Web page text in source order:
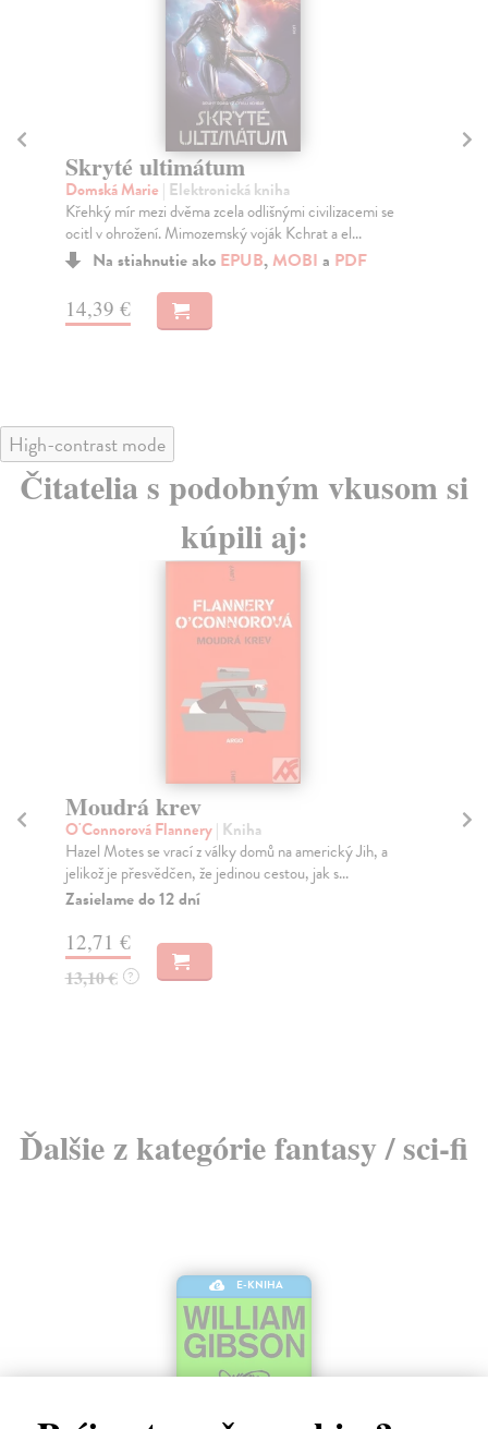
Skryté ultimátum
Domská Marie | Elektronická kniha
Křehký mír mezi dvěma zcela odlišnými civilizacemi se
ocitl v ohrožení. Mimozemský voják Kchrat a el...
Na stiahnutie ako EPUB, MOBI a PDF
14,39 €
High-contrast mode
Čitatelia s podobným vkusom si
kúpili aj:
Moudrá krev
O'Connorová Flannery| Kniha
Hazel Motes se vrací z války domů na americký Jih, a
jelikož je přesvědčen, že jedinou cestou, jak s...
Zasielame do 12 dní
12,71 €
13,10 € ?
Ďalšie z kategórie fantasy / sci-fi
E-KNIHA